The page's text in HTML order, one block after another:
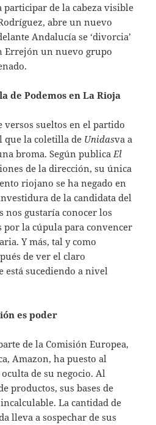
participar de la cabeza visible
abre un nuevo
Andalucía se ‘divorcia’
Errejón un nuevo grupo
de Podemos en La Rioja
versos sueltos en el partido
que la coletilla de Unidasva a
broma. Según publicaEl
de la dirección, su única
riojano se ha negado en
de la candidata del
nos gustaría conocer los
la cúpula para convencer
Y más, tal y como
de ver el claro
está sucediendo a nivel
es poder
de la Comisión Europea,
Amazon, ha puesto al
de su negocio. Al
productos, sus bases de
La cantidad de
lleva a sospechar de sus